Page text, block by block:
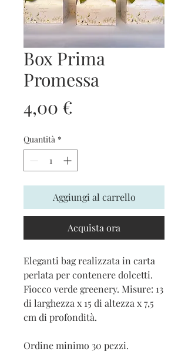
Box Prima
Promessa
4,00 €
Quantità *
Aggiungi al carrello
Acquista ora
Eleganti bag realizzata in carta
perlata per contenere dolcetti.
Fiocco verde greenery. Misure: 13
di larghezza x 15 di altezza x 7,5
cm di profondità.
Ordine minimo 30 pezzi.